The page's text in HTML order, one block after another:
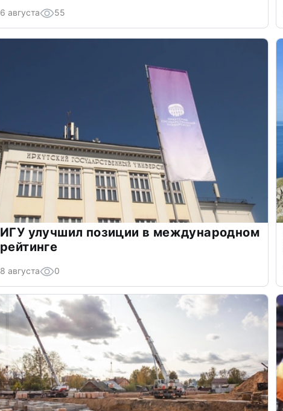
6 августа 55
ИГУ улучшил позиции в международном
рейтинге
8 августа 0